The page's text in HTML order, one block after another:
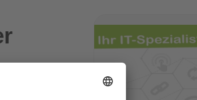
fertig gestellt –